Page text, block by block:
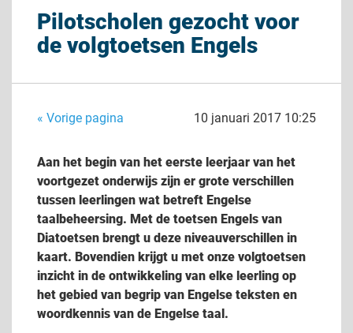
Pilotscholen gezocht voor
de volgtoetsen Engels
« Vorige pagina 10 januari 2017 10:25
Aan het begin van het eerste leerjaar van het
voortgezet onderwijs zijn er grote verschillen
tussen leerlingen wat betreft Engelse
taalbeheersing. Met de toetsen Engels van
Diatoetsen brengt u deze niveauverschillen in
kaart. Bovendien krijgt u met onze volgtoetsen
inzicht in de ontwikkeling van elke leerling op
het gebied van begrip van Engelse teksten en
woordkennis van de Engelse taal.